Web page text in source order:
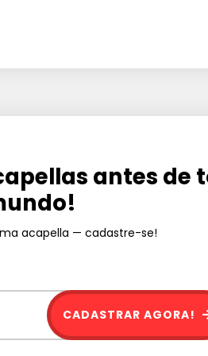
antes de
acapella — cadastre-se!
CADASTRAR AGORA!